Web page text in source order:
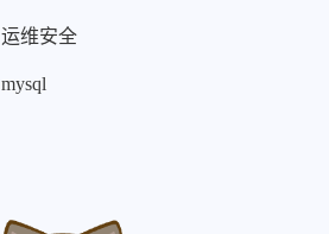
运维安全
mysql